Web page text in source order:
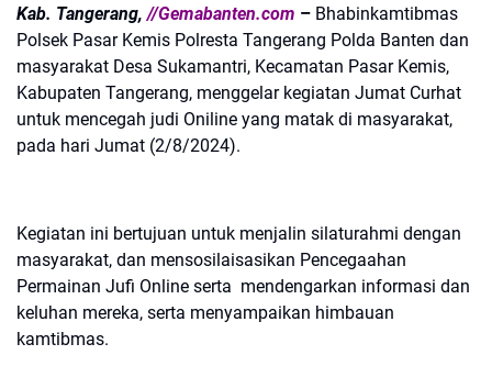
Kab. Tangerang, //Gemabanten.com – Bhabinkamtibmas
Polsek Pasar Kemis Polresta Tangerang Polda Banten dan
masyarakat Desa Sukamantri, Kecamatan Pasar Kemis,
Kabupaten Tangerang, menggelar kegiatan Jumat Curhat
untuk mencegah judi Oniline yang matak di masyarakat,
pada hari Jumat (2/8/2024).
Kegiatan ini bertujuan untuk menjalin silaturahmi dengan
masyarakat, dan mensosilaisasikan Pencegaahan
Permainan Jufi Online serta mendengarkan informasi dan
keluhan mereka, serta menyampaikan himbauan
kamtibmas.